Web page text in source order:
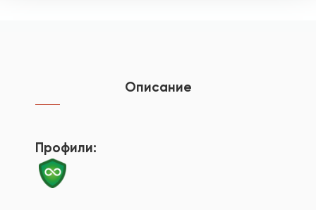
Описание
Профили: